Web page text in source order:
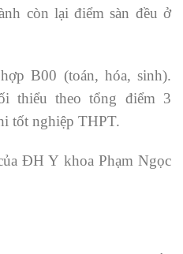
còn lại điểm sàn đều ở
B00 (toán, hóa, sinh).
thiểu theo tổng điểm 3
tốt nghiệp THPT.
ĐH Y khoa Phạm Ngọc